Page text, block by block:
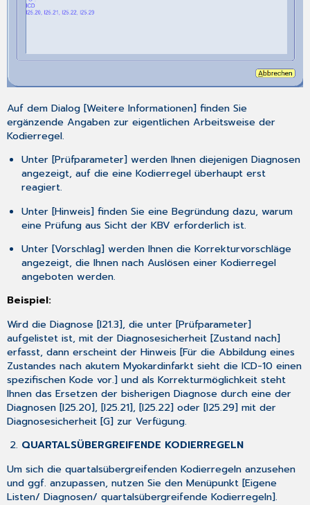
Auf dem Dialog [Weitere Informationen] finden Sie
ergänzende Angaben zur eigentlichen Arbeitsweise der
Kodierregel.
Unter [Prüfparameter] werden Ihnen diejenigen Diagnosen
angezeigt, auf die eine Kodierregel überhaupt erst
reagiert.
Unter [Hinweis] finden Sie eine Begründung dazu, warum
eine Prüfung aus Sicht der KBV erforderlich ist.
Unter [Vorschlag] werden Ihnen die Korrekturvorschläge
angezeigt, die Ihnen nach Auslösen einer Kodierregel
angeboten werden.
Beispiel:
Wird die Diagnose [I21.3], die unter [Prüfparameter]
aufgelistet ist, mit der Diagnosesicherheit [Zustand nach]
erfasst, dann erscheint der Hinweis [Für die Abbildung eines
Zustandes nach akutem Myokardinfarkt sieht die ICD-10 einen
spezifischen Kode vor.] und als Korrekturmöglichkeit steht
Ihnen das Ersetzen der bisherigen Diagnose durch eine der
Diagnosen [I25.20], [I25.21], [I25.22] oder [I25.29] mit der
Diagnosesicherheit [G] zur Verfügung.
QUARTALSÜBERGREIFENDE KODIERREGELN
Um sich die quartalsübergreifenden Kodierregeln anzusehen
und ggf. anzupassen, nutzen Sie den Menüpunkt [Eigene
Listen/ Diagnosen/ quartalsübergreifende Kodierregeln].